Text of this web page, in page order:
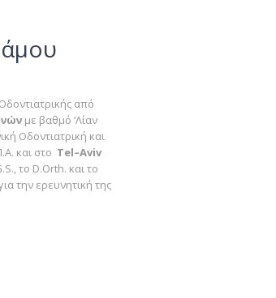
από
με βαθμό ‘Λίαν
Οδοντιατρική και
και στο Tel–Aviv
το D.Orth. και το
την ερευνητική της